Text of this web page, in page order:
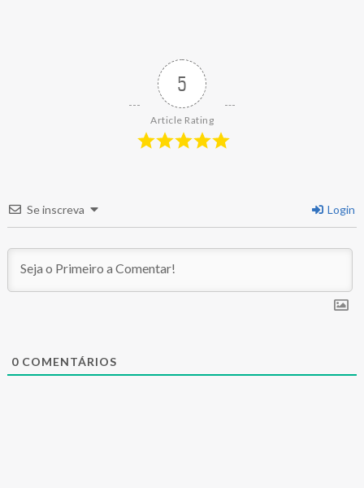
5
Article Rating
Se inscreva Login
0 COMENTÁRIOS